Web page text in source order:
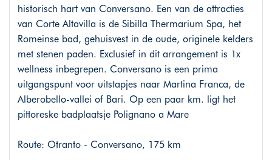
historisch hart van Conversano. Een van de attracties
van Corte Altavilla is de Sibilla Thermarium Spa, het
Romeinse bad, gehuisvest in de oude, originele kelders
met stenen paden. Exclusief in dit arrangement is 1x
wellness inbegrepen. Conversano is een prima
uitgangspunt voor uitstapjes naar Martina Franca, de
Alberobello-vallei of Bari. Op een paar km. ligt het
pittoreske badplaatsje Polignano a Mare
Route: Otranto - Conversano, 175 km